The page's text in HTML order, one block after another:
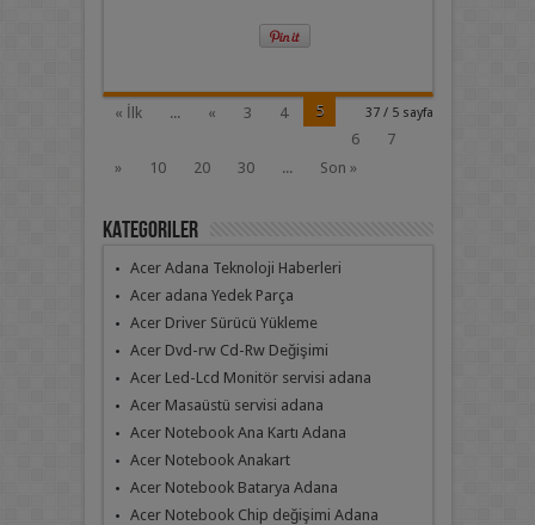
37 / 5 sayfa
« İlk ... « 3 4
5
6
7
»
10 20 30 ... Son »
Kategoriler
Acer Adana Teknoloji Haberleri
Acer adana Yedek Parça
Acer Driver Sürücü Yükleme
Acer Dvd-rw Cd-Rw Değişimi
Acer Led-Lcd Monitör servisi adana
Acer Masaüstü servisi adana
Acer Notebook Ana Kartı Adana
Acer Notebook Anakart
Acer Notebook Batarya Adana
Acer Notebook Chip değişimi Adana